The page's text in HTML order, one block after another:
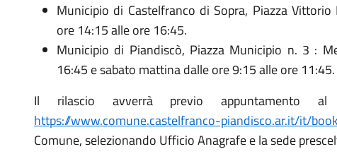
Municipio di Castelfranco di Sopra, Piazza
ore 14:15 alle ore 16:45.
Municipio di Piandiscò, Piazza Municipio n. 3 :
16:45 e sabato mattina dalle ore 9:15 alle ore 11:45.
Il rilascio avverrà previo appuntamento al
https://www.comune.castelfranco-piandisco.ar.it/it/
Comune, selezionando Ufficio Anagrafe e la sede